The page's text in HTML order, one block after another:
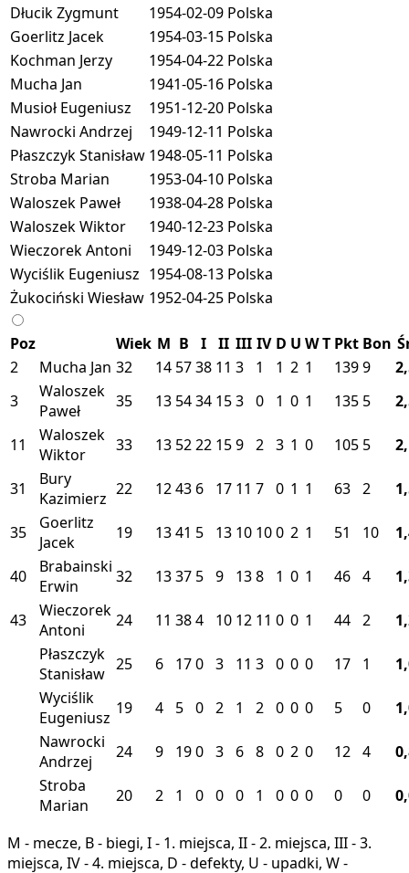
Dłucik Zygmunt
1954-02-09 Polska
Goerlitz Jacek
1954-03-15 Polska
Kochman Jerzy
1954-04-22 Polska
Mucha Jan
1941-05-16 Polska
Musioł Eugeniusz
1951-12-20 Polska
Nawrocki Andrzej
1949-12-11 Polska
Płaszczyk Stanisław 1948-05-11 Polska
Stroba Marian
1953-04-10 Polska
Waloszek Paweł
1938-04-28 Polska
Waloszek Wiktor
1940-12-23 Polska
Wieczorek Antoni
1949-12-03 Polska
Wyciślik Eugeniusz 1954-08-13 Polska
Żukociński Wiesław 1952-04-25 Polska
Poz Wiek M B I II III IV D U WT Pkt Bon
2
Mucha Jan 32 14 5738 11 3 1 1 2 1 1399
3
Waloszek
Paweł
35 13 5434 153 0 1 0 1 135 5
11
Waloszek
Wiktor
33 13 5222 159 2 3 1 0 105 5
31
Bury
Kazimierz 22 1243 6 17 11 7 0 1 1 63 2
35
Goerlitz
Jacek
19 1341 5 13 10 100 2 1 51 10
40
Brabainski
Erwin
32 1337 5 9 138 1 0 1 46 4
43
Wieczorek
Antoni
24 11 384 10 12 11 0 0 1 44 2
Płaszczyk
Stanisław 25 6 170 3 11 3 0 0 0 17 1
Wyciślik
Eugeniusz 19 4 5 0 2 1 2 0 0 0 5 0
Nawrocki
Andrzej
24 9 190 3 6 8 0 2 0 12 4
Stroba
Marian
20 2 1 0 0 0 1 0 0 0 0 0
M - mecze, B - biegi, I - 1. miejsca, II - 2. miejsca, III - 3.
miejsca, IV - 4. miejsca, D - defekty, U - upadki, W -